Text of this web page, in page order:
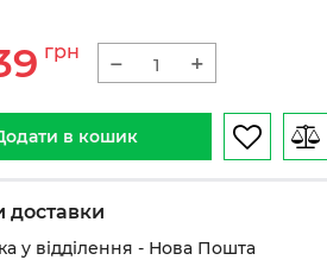
грн − +
в кошик
доставки
у відділення - Нова Пошта